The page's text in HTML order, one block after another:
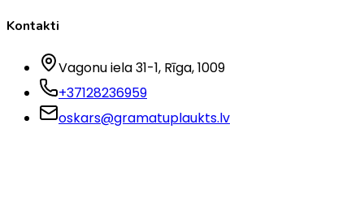
Kontakti
Vagonu iela 31-1, Rīga, 1009
+37128236959
oskars@gramatuplaukts.lv